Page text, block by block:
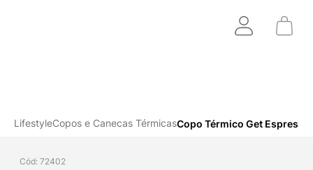
LifestyleCopos e Canecas TérmicasCopo Térmico Get
Cód: 72402